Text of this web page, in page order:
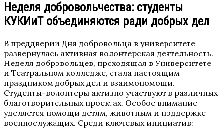
Неделя добровольчества: студенты
КУКИиТ объединяются ради добрых дел
В преддверии Дня добровольца в университете
развернулась активная волонтерская деятельность.
Неделя добровольцев, проходящая в Университете
и Театральном колледже, стала настоящим
праздником добрых дел и взаимопомощи.
Студенты-волонтеры активно участвуют в различных
благотворительных проектах. Особое внимание
уделяется помощи детям, животным и поддержке
военнослужащих. Среди ключевых инициатив: